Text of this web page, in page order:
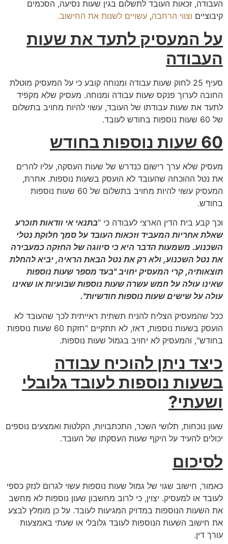
העבודה, זכאות העובד לתשלום בגין שעות נסיעה, הסכמים
קיבוציים וצווי הרחבה, עשויים לשנות את החישוב.
על המעסיק לתעד את שעות
העבודה
סעיף 25 לחוק שעות עבודה ומנוחה קובע כי על המעסיק מוטלת
החובה לערוך פנקס שעות עבודה ומנוחה. מעסיק שלא מקפיד
לתעד את שעות עבודתו של העובד, עשוי להיות מחויב בתשלום
של 60 שעות נוספות בחודש לעובד.
60 שעות נוספות בחודש
מעסיק שלא ערך רישום כנדרש של שעות העסקה, עליו להרים
את נטל ההוכחה שהעובד לא הועסק בשעות נוספות. אחרת,
המעסיק עשוי להיות מחויב בתשלום של 60 שעות נוספות
בחודש.
וכך קבע בית הדין הארצי לעבודה כי "בתנאי אי וודאות תוכרע
שאלת אחריות המעביד וזכאות העובד על סמך חלוקת נטלי
השכנוע. משמעות הדבר היא כי סיווגה של החזקה כמעבירה
את נטל השכנוע, ולא רק את נטל הבאת הראיה, יביא להחלת
תוצאותיה, קרי המעסיק יחויב "בעד מספר שעות נוספות
שאינו עולה על חמש עשרה שעות נוספות שבועיות או שאינו
עולה על שישים שעות נוספות חודשיות".
ככל שהמעסיק הצליח להניח תשתית ראייתית לכך שהעובד לא
הועסק בשעות נוספות, דאז, לא תתקיים "חזקת 60 שעות נוספות
בחודש", והמעסיק לא יחויב בגמול שעות נוספות.
כיצד ניתן להוכיח עבודה
בשעות נוספות לעובד גלובלי
ושעתי?
שעון נוכחות, תלושי השכר, התכתבויות, הקלטות ואמצעים נוספים
יכולים להעיד על היקף שעות העסקתו של העובד.
לסיכום
כאמור, חישוב שגוי של גמול שעות נוספות עשוי לגרום לנזק כספי
לעובד או למעסיק. יצוין, כי לרוב מחשבון שעון נוספות לא מחשב
את השעות הנוספות במדויק המגיעות לעובד. על כן מומלץ לבצע
את חישוב השעות הנוספות לעובד גלובלי או שעתי באמצעות
עורך דין.